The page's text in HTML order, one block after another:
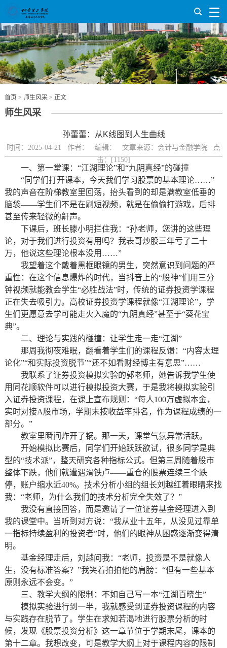
首页 > 师生风采 > 正文
师生风采
孙蕾蕾：从K线图到人生曲线
时间：2025-04-21 作者： 编辑： 文章来源：会计与金融学院 点
击：[1150]
一、第一堂课：“江湖理论”和“九阴真经”的碰撞
“同学们打开课本，今天我们学习股票的基本理论……”
我的声音在阶梯教室里回荡，抬头看到的却是满教室低垂的
脑袋——学生们不是在刷短视频，就是在偷偷打游戏，后排
甚至传来轻微的鼾声。
下课后，班长滕小明拦住我：“孙老师，您讲的这些理
论，对于我们进行投资有用吗？我表哥炒股三年亏了二十
万，他说这些理论根本没用……”
我望着这个戴着黑框眼镜的男生，突然意识到问题的严
重性：在这个信息爆炸的时代，当抖音上的“股神”们用三分
钟视频就能教会学生“必胜战法”时，传统的证券投资学课程
正在失去吸引力。高校证券投资学课程就像“江湖理论”，学
生们更愿意去学可能走火入魔的“九阴真经”甚至于“葵花宝
典”。
二、理论与实践的碰撞：让学生走一走“江湖”
那周我彻夜难眠，翻看着学生们的课程反馈：“内容太理
论化”“和实际投资脱节”“还不如看财经博主有意思”……
我联系了证券投资模拟实验的郭老师，她告诉我学生使
用同花顺软件可以进行模拟投资大赛，于是我将模拟实验引
入证券投资课程，在课上宣布规则：“每人100万虚拟本金，
实时对接A股市场，学期末按收益率排名，作为课程成绩的一
部分。”
教室里瞬间炸开了锅。那一天，课堂气氛异常活跃。
开始模拟比赛后，同学们开始跃跃欲试，很多同学是典
型的“技术派”，整天研究各种指标公式。但第三周随着股市
整体下跌，他们就遭遇滑铁卢——重仓的股票连续三个跌
停，账户缩水近40%。技术分析小组的组长刘越红着眼睛来找
我：“老师，为什么我们的技术分析完全失效了？”
我没有直接回答，而是邀请了一位证券基金经理进入到
我的课堂中。当听到对方说：“我从业十五年，从没见过靠单
一指标持续盈利的投资者”时，他们的眼神从困惑逐渐变得清
明。
基金经理走后，刘越问我：“老师，投资是不是就像人
生，没有标准答案？”我笑着拍拍他的肩膀：“但有一些基本
原则永远不会变。”
三、教学大纲的限制：不如自己写一本“江湖百晓生”
模拟实验进行到一半，我就感受到证券投资课程的内容
与实践存在脱节了。学生在求知若渴地进行股票分析的时
候，发现《股票投资分析》这一章节位于学期末尾，课本的
第十二章。我想改变，可是教学大纲上对于课程内容的限制